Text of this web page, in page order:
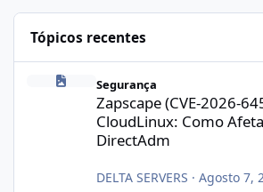
Tópicos recentes
Zapscape (CVE-2026-64561) no
Segurança
Zapscape (CVE-2026-
CloudLinux: Como
DirectAdm
DELTA SERVERS · Agosto 7,